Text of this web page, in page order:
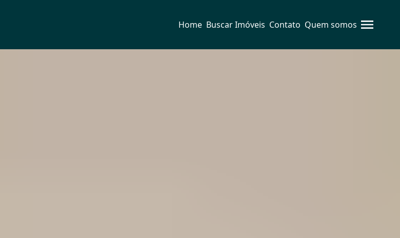
Home Buscar Imóveis Contato Quem somos